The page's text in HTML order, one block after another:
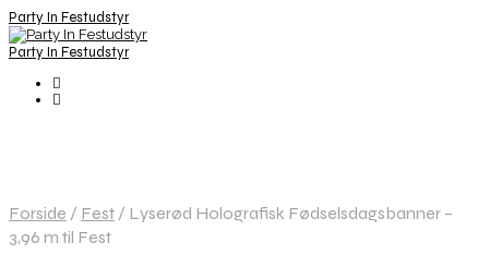
Party In Festudstyr
Party In Festudstyr
Forside / Fest / Lyserød Holografisk Fødselsdagsbanner –
3,96 m til Fest